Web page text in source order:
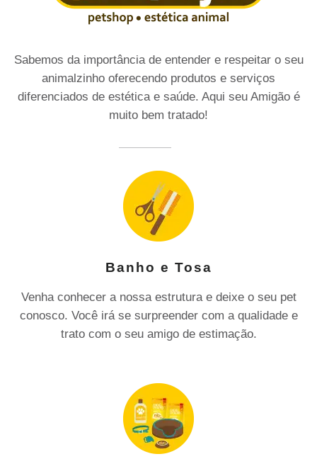
Sabemos da importância de entender e respeitar o seu
animalzinho oferecendo produtos e serviços
diferenciados de estética e saúde. Aqui seu Amigão é
muito bem tratado!
Banho e Tosa
Venha conhecer a nossa estrutura e deixe o seu pet
conosco. Você irá se surpreender com a qualidade e
trato com o seu amigo de estimação.